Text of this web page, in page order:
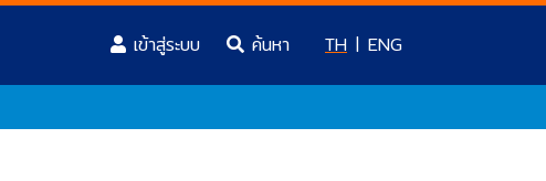
เข้าสู่ระบบ(current)ค้นหา TH | ENG